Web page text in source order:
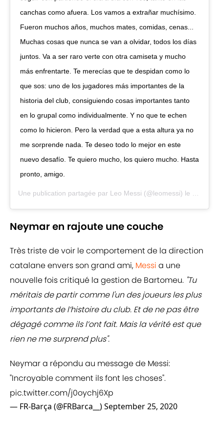
canchas como afuera. Los vamos a extrañar muchísimo.
Fueron muchos años, muchos mates, comidas, cenas...
Muchas cosas que nunca se van a olvidar, todos los días
juntos. Va a ser raro verte con otra camiseta y mucho
más enfrentarte. Te merecías que te despidan como lo
que sos: uno de los jugadores más importantes de la
historia del club, consiguiendo cosas importantes tanto
en lo grupal como individualmente. Y no que te echen
como lo hicieron. Pero la verdad que a esta altura ya no
me sorprende nada. Te deseo todo lo mejor en este
nuevo desafío. Te quiero mucho, los quiero mucho. Hasta
pronto, amigo.
Une publication partagée par Leo Messi (@leomessi) le
Neymar en rajoute une couche
Très triste de voir le comportement de la direction
catalane envers son grand ami, Messi a une
nouvelle fois critiqué la gestion de Bartomeu. "Tu
méritais de partir comme l'un des joueurs les plus
importants de l’histoire du club. Et de ne pas être
dégagé comme ils l’ont fait. Mais la vérité est que
rien ne me surprend plus".
Neymar a répondu au message de Messi:
"Incroyable comment ils font les choses".
pic.twitter.com/j0oychj6Xp
— FR-Barça (@FRBarca__)September 25, 2020